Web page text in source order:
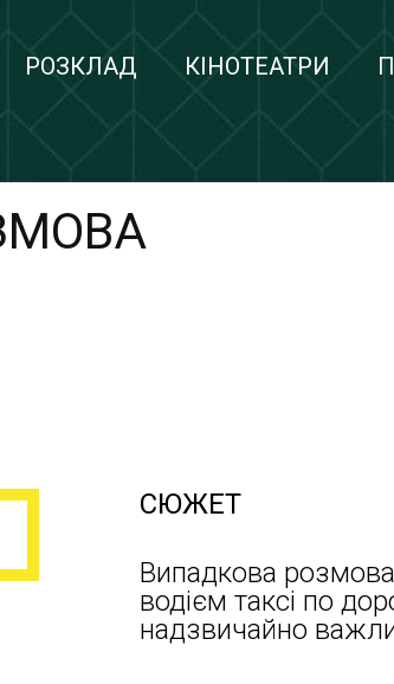
РОЗКЛАД КІНОТЕАТРИ
СЮЖЕТ
Випадкова
водієм таксі по
надзвичайно